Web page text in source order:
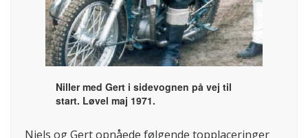
Niller med Gert i sidevognen på vej til
start. Løvel maj 1971.
Niels og Gert opnåede følgende topplaceringer